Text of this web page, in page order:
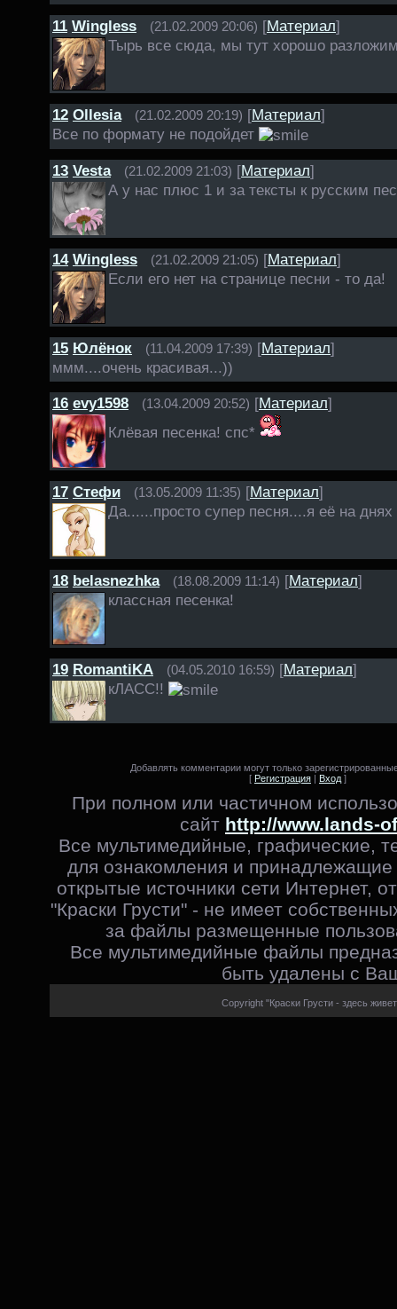
11 Wingless (21.02.2009 20:06) [Материал]
Тырь все сюда, мы тут хорошо
12 Ollesia (21.02.2009 20:19) [Материал]
Все по формату не подойдет
13 Vesta (21.02.2009 21:03) [Материал]
А у нас плюс 1 и за тексты к русским
14 Wingless (21.02.2009 21:05) [Материал]
Если его нет на странице песни - то да!
15 Юлёнок (11.04.2009 17:39) [Материал]
ммм....очень красивая...))
16 evy1598 (13.04.2009 20:52) [Материал]
Клёвая песенка! спс*
17 Стефи (13.05.2009 11:35) [Материал]
Да......просто супер песня....я её на
18 belasnezhka (18.08.2009 11:14) [Материал]
классная песенка!
19 RomantiKA (04.05.2010 16:59) [Материал]
кЛАСС!!
Добавлять комментарии могут только
[ Регистрация | Вход ]
При полном или частичном
сайт http://www.lands-
Все мультимедийные, графические,
для ознакомления и принадлежащие
открытые источники сети Интернет,
"Краски Грусти" - не имеет
за файлы размещенные
Все мультимедийные файлы
быть удалены с
Copyright "Краски Грусти - здесь